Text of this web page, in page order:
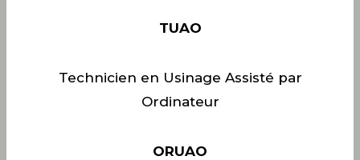
TUAO
Technicien en Usinage Assisté par
Ordinateur
ORUAO